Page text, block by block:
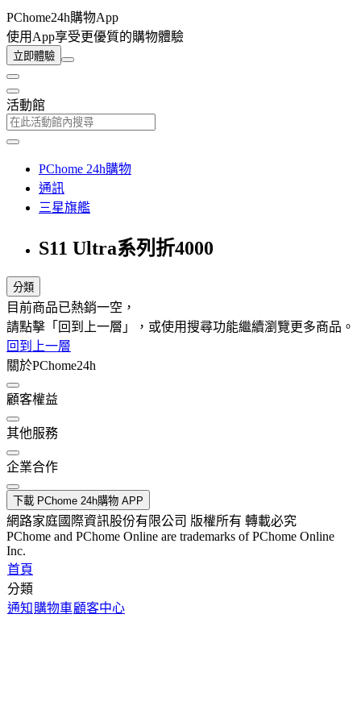
PChome24h購物App
使用App享受更優質的購物體驗
立即體驗
活動館
PChome 24h購物
通訊
三星旗艦
S11 Ultra系列折4000
分類
目前商品已熱銷一空，
請點擊「回到上一層」，或使用搜尋功能繼續瀏覽更多商品。
回到上一層
關於PChome24h
顧客權益
其他服務
企業合作
下載 PChome 24h購物 APP
網路家庭國際資訊股份有限公司 版權所有 轉載必究
PChome and PChome Online are trademarks of PChome Online
Inc.
首頁
分類
通知 購物車顧客中心